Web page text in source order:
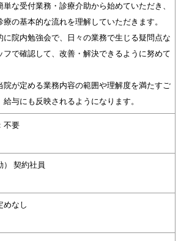
単な受付業務・診療介助から始めていただき、
療の基本的な流れを理解していただきます。
に院内勉強会で、日々の業務で生じる疑問点な
フで確認して、改善・解決できるように努めて
院が定める業務内容の範囲や理解度を満たすご
給与にも反映されるようになります。
不要
） 契約社員
めなし